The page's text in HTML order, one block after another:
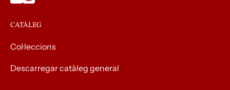
CATÀLEG
Col·leccions
Descarregar catàleg general